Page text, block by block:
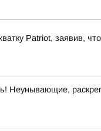
Patriot, заявив,